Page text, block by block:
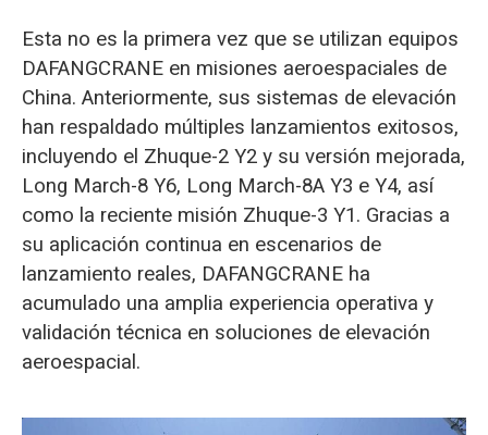
Esta no es la primera vez que se utilizan equipos
DAFANGCRANE en misiones aeroespaciales de
China. Anteriormente, sus sistemas de elevación
han respaldado múltiples lanzamientos exitosos,
incluyendo el Zhuque-2 Y2 y su versión mejorada,
Long March-8 Y6, Long March-8A Y3 e Y4, así
como la reciente misión Zhuque-3 Y1. Gracias a
su aplicación continua en escenarios de
lanzamiento reales, DAFANGCRANE ha
acumulado una amplia experiencia operativa y
validación técnica en soluciones de elevación
aeroespacial.